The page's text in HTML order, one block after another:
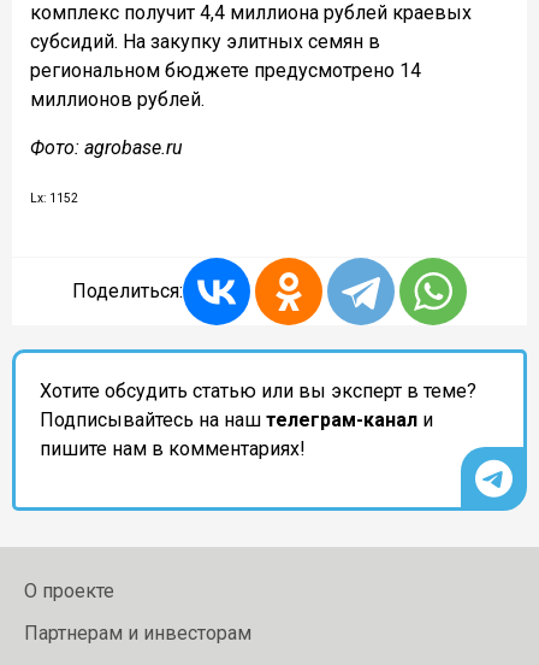
комплекс получит 4,4 миллиона рублей краевых
субсидий. На закупку элитных семян в
региональном бюджете предусмотрено 14
миллионов рублей.
Фото: agrobase.ru
Lx: 1152
Поделиться:
Хотите обсудить статью или вы эксперт в теме?
Подписывайтесь на наш телеграм-канал и
пишите нам в комментариях!
О проекте
Партнерам и инвесторам